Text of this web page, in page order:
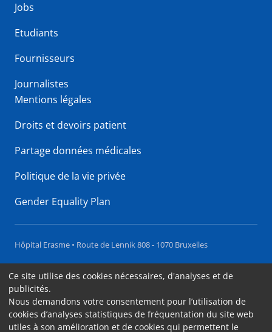
Jobs
Etudiants
Fournisseurs
Journalistes
Mentions légales
Droits et devoirs patient
Partage données médicales
Politique de la vie privée
Gender Equality Plan
Hôpital Erasme • Route de Lennik 808 - 1070 Bruxelles
Accessibilité
Contact
Cookies
Ce site utilise des cookies nécessaires, d'analyses et de
publicités.
Nous demandons votre consentement pour l’utilisation de
cookies d’analyses statistiques de fréquentation du site web
utiles à son amélioration et de cookies qui permettent le